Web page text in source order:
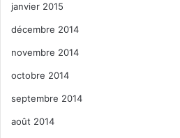
janvier 2015
décembre 2014
novembre 2014
octobre 2014
septembre 2014
août 2014